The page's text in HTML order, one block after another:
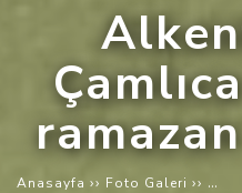
Anasayfa ›› Foto Galeri ››